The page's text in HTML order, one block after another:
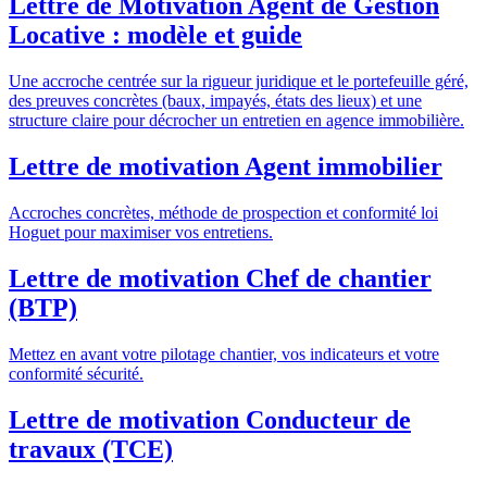
Lettre de Motivation Agent de Gestion
Locative : modèle et guide
Une accroche centrée sur la rigueur juridique et le portefeuille géré,
des preuves concrètes (baux, impayés, états des lieux) et une
structure claire pour décrocher un entretien en agence immobilière.
Lettre de motivation Agent immobilier
Accroches concrètes, méthode de prospection et conformité loi
Hoguet pour maximiser vos entretiens.
Lettre de motivation Chef de chantier
(BTP)
Mettez en avant votre pilotage chantier, vos indicateurs et votre
conformité sécurité.
Lettre de motivation Conducteur de
travaux (TCE)